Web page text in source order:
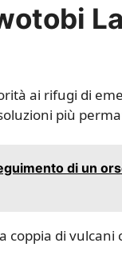
ai rifugi di
più
di un
di